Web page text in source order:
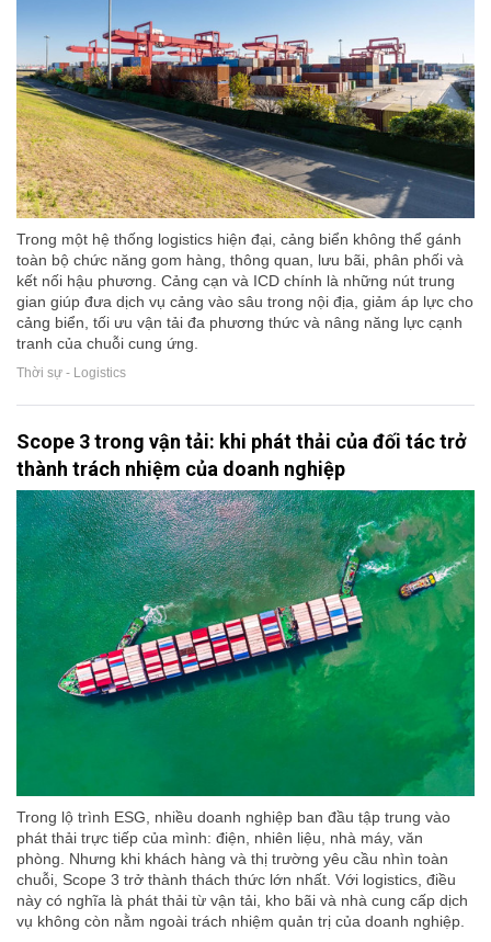
Trong một hệ thống logistics hiện đại, cảng biển không thể gánh
toàn bộ chức năng gom hàng, thông quan, lưu bãi, phân phối và
kết nối hậu phương. Cảng cạn và ICD chính là những nút trung
gian giúp đưa dịch vụ cảng vào sâu trong nội địa, giảm áp lực cho
cảng biển, tối ưu vận tải đa phương thức và nâng năng lực cạnh
tranh của chuỗi cung ứng.
Thời sự - Logistics
Scope 3 trong vận tải: khi phát thải của đối tác trở
thành trách nhiệm của doanh nghiệp
Trong lộ trình ESG, nhiều doanh nghiệp ban đầu tập trung vào
phát thải trực tiếp của mình: điện, nhiên liệu, nhà máy, văn
phòng. Nhưng khi khách hàng và thị trường yêu cầu nhìn toàn
chuỗi, Scope 3 trở thành thách thức lớn nhất. Với logistics, điều
này có nghĩa là phát thải từ vận tải, kho bãi và nhà cung cấp dịch
vụ không còn nằm ngoài trách nhiệm quản trị của doanh nghiệp.